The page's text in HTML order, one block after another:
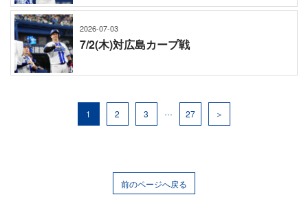
2026-07-03
7/2(木)対広島カープ戦
1 2 3 … 27 ＞
前のページへ戻る